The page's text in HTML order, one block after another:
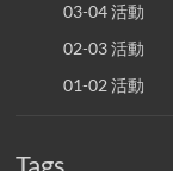
03-04 活動
02-03 活動
01-02 活動